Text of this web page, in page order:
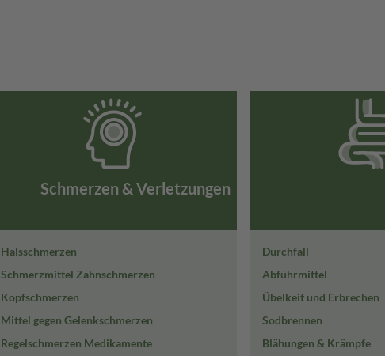
Schmerzen & Verletzungen
Halsschmerzen
Schmerzmittel Zahnschmerzen
Kopfschmerzen
Mittel gegen Gelenkschmerzen
Regelschmerzen Medikamente
Durchfall
Abführmittel
Übelkeit und Erbrechen
Sodbrennen
Blähungen & Krämpfe